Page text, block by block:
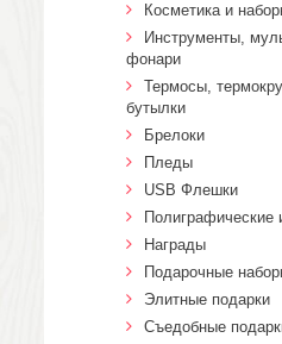
Косметика и
Инструменты,
фонари
Термосы,
бутылки
Брелоки
Пледы
USB Флешки
Полиграфические
Награды
Подарочные
Элитные подарки
Cъедобные